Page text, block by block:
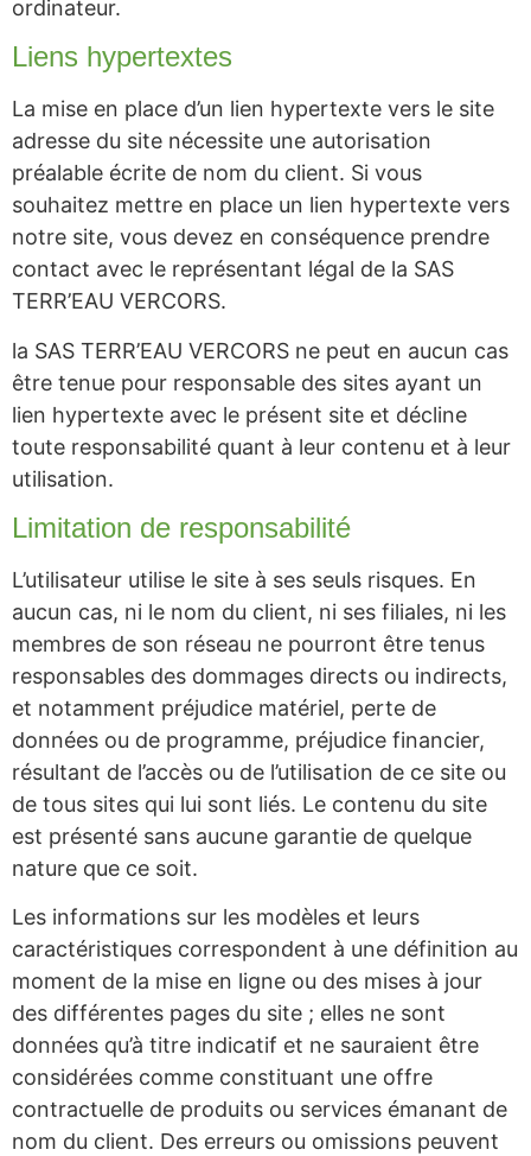
ordinateur.
Liens hypertextes
La mise en place d’un lien hypertexte vers le site
adresse du site nécessite une autorisation
préalable écrite de nom du client. Si vous
souhaitez mettre en place un lien hypertexte vers
notre site, vous devez en conséquence prendre
contact avec le représentant légal de la SAS
TERR’EAU VERCORS.
la SAS TERR’EAU VERCORS ne peut en aucun cas
être tenue pour responsable des sites ayant un
lien hypertexte avec le présent site et décline
toute responsabilité quant à leur contenu et à leur
utilisation.
Limitation de responsabilité
L’utilisateur utilise le site à ses seuls risques. En
aucun cas, ni le nom du client, ni ses filiales, ni les
membres de son réseau ne pourront être tenus
responsables des dommages directs ou indirects,
et notamment préjudice matériel, perte de
données ou de programme, préjudice financier,
résultant de l’accès ou de l’utilisation de ce site ou
de tous sites qui lui sont liés. Le contenu du site
est présenté sans aucune garantie de quelque
nature que ce soit.
Les informations sur les modèles et leurs
caractéristiques correspondent à une définition au
moment de la mise en ligne ou des mises à jour
des différentes pages du site ; elles ne sont
données qu’à titre indicatif et ne sauraient être
considérées comme constituant une offre
contractuelle de produits ou services émanant de
nom du client. Des erreurs ou omissions peuvent